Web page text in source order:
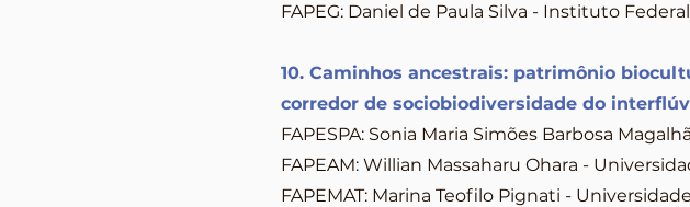
FAPEG: Daniel de Paula Silva - Instituto
10. Caminhos ancestrais: patrimônio
corredor de sociobiodiversidade do
FAPESPA: Sonia Maria Simões Barbosa
FAPEAM: Willian Massaharu Ohara -
FAPEMAT: Marina Teofilo Pignati -